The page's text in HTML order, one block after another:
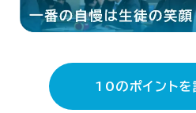
10のポイントを